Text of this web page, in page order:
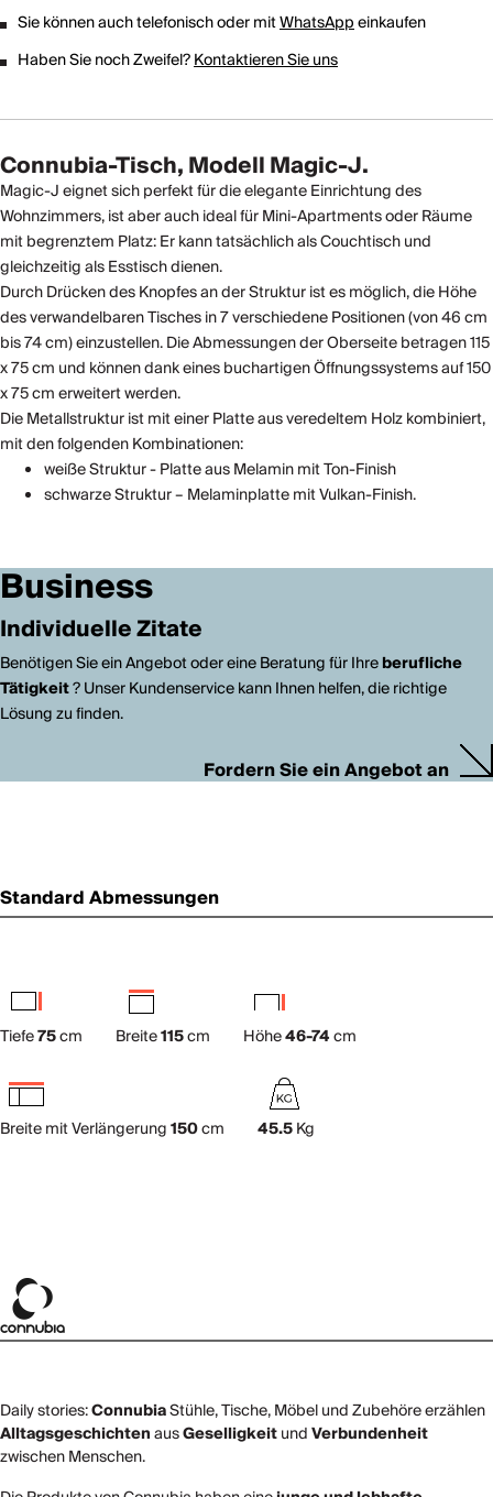
Sie können auch telefonisch oder mitWhatsAppeinkaufen
Haben Sie noch Zweifel?Kontaktieren Sie uns
Connubia-Tisch, Modell Magic-J.
Magic-J eignet sich perfekt für die elegante Einrichtung des
Wohnzimmers, ist aber auch ideal für Mini-Apartments oder Räume
mit begrenztem Platz: Er kann tatsächlich als Couchtisch und
gleichzeitig als Esstisch dienen.
Durch Drücken des Knopfes an der Struktur ist es möglich, die Höhe
des verwandelbaren Tisches in 7 verschiedene Positionen (von 46 cm
bis 74 cm) einzustellen. Die Abmessungen der Oberseite betragen 115
x 75 cm und können dank eines buchartigen Öffnungssystems auf 150
x 75 cm erweitert werden.
Die Metallstruktur ist mit einer Platte aus veredeltem Holz kombiniert,
mit den folgenden Kombinationen:
weiße Struktur - Platte aus Melamin mit Ton-Finish
schwarze Struktur – Melaminplatte mit Vulkan-Finish.
Business
Individuelle Zitate
Benötigen Sie ein Angebot oder eine Beratung für Ihreberufliche
Tätigkeit? Unser Kundenservice kann Ihnen helfen, die richtige
Lösung zu finden.
Fordern Sie ein Angebot an
Standard Abmessungen
Tiefe75cm Breite115cm Höhe46-74cm
Breite mit Verlängerung150cm 45.5Kg
Daily stories:ConnubiaStühle, Tische, Möbel und Zubehöre erzählen
AlltagsgeschichtenausGeselligkeitundVerbundenheit
zwischen Menschen.